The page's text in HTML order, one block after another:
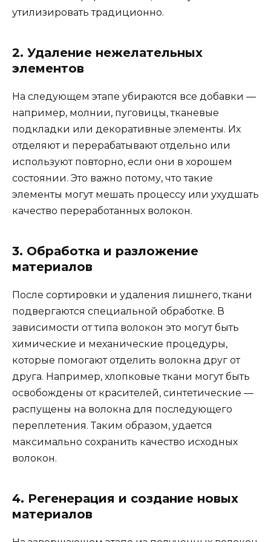
утилизировать традиционно.
2. Удаление нежелательных
элементов
На следующем этапе убираются все добавки —
например, молнии, пуговицы, тканевые
подкладки или декоративные элементы. Их
отделяют и перерабатывают отдельно или
используют повторно, если они в хорошем
состоянии. Это важно потому, что такие
элементы могут мешать процессу или ухудшать
качество переработанных волокон.
3. Обработка и разложение
материалов
После сортировки и удаления лишнего, ткани
подвергаются специальной обработке. В
зависимости от типа волокон это могут быть
химические и механические процедуры,
которые помогают отделить волокна друг от
друга. Например, хлопковые ткани могут быть
освобождены от красителей, синтетические —
распущены на волокна для последующего
переплетения. Таким образом, удается
максимально сохранить качество исходных
волокон.
4. Регенерация и создание новых
материалов